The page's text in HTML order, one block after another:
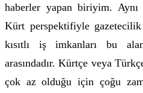
haberler yapan biriyim.
Kürt perspektifiyle
kısıtlı iş imkanları bu
arasındadır. Kürtçe veya
çok az olduğu için çoğu